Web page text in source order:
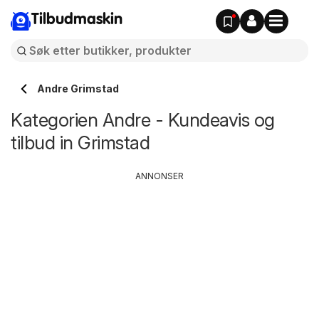
Tilbudmaskin
Andre Grimstad
Kategorien Andre - Kundeavis og
tilbud in Grimstad
ANNONSER